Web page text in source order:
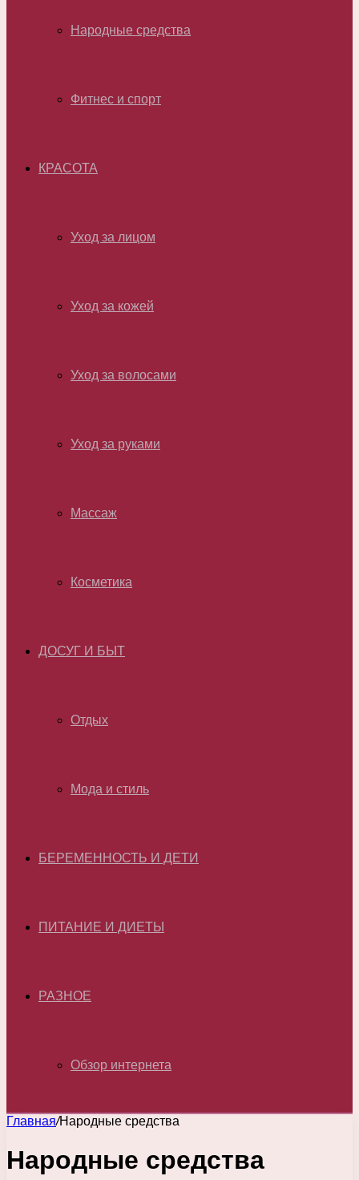
Народные средства
Фитнес и спорт
КРАСОТА
Уход за лицом
Уход за кожей
Уход за волосами
Уход за руками
Массаж
Косметика
ДОСУГ И БЫТ
Отдых
Мода и стиль
БЕРЕМЕННОСТЬ И ДЕТИ
ПИТАНИЕ И ДИЕТЫ
РАЗНОЕ
Обзор интернета
Главная/Народные средства
Народные средства